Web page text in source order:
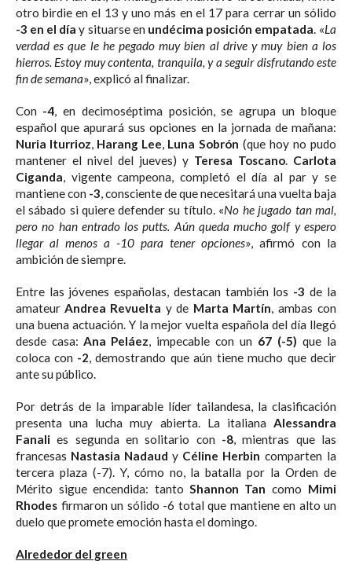
otro birdie en el 13 y uno más en el 17 para cerrar un sólido
-3 en el día y situarse en undécima posición empatada. «La
verdad es que le he pegado muy bien al drive y muy bien a los
hierros. Estoy muy contenta, tranquila, y a seguir disfrutando este
fin de semana», explicó al finalizar.
Con -4, en decimoséptima posición, se agrupa un bloque
español que apurará sus opciones en la jornada de mañana:
Nuria Iturrioz, Harang Lee, Luna Sobrón (que hoy no pudo
mantener el nivel del jueves) y Teresa Toscano. Carlota
Ciganda, vigente campeona, completó el día al par y se
mantiene con -3, consciente de que necesitará una vuelta baja
el sábado si quiere defender su título. «No he jugado tan mal,
pero no han entrado los putts. Aún queda mucho golf y espero
llegar al menos a -10 para tener opciones», afirmó con la
ambición de siempre.
Entre las jóvenes españolas, destacan también los -3 de la
amateur Andrea Revuelta y de Marta Martín, ambas con
una buena actuación. Y la mejor vuelta española del día llegó
desde casa: Ana Peláez, impecable con un 67 (-5) que la
coloca con -2, demostrando que aún tiene mucho que decir
ante su público.
Por detrás de la imparable líder tailandesa, la clasificación
presenta una lucha muy abierta. La italiana Alessandra
Fanali es segunda en solitario con -8, mientras que las
francesas Nastasia Nadaud y Céline Herbin comparten la
tercera plaza (-7). Y, cómo no, la batalla por la Orden de
Mérito sigue encendida: tanto Shannon Tan como Mimi
Rhodes firmaron un sólido -6 total que mantiene en alto un
duelo que promete emoción hasta el domingo.
Alrededor del green